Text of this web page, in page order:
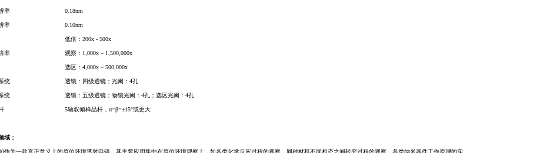
率 0.18nm
率 0.10nm
率
低倍：200x - 500x
观察：1,000x – 1,500,000x
选区：4,000x – 500,000x
统 透镜：四级透镜；光阑：4孔
统 透镜：五级透镜；物镜光阑：4孔；选区光阑：4孔
5轴双倾样品杆，α=β=±15°或更大
域：
作为一款真正意义上的原位环境透射电镜，其主要应用集中在原位环境观察上，如各类化学反应过程的观察，同种材料不同相态之间转变过程的观察，各类纳米器件工作原理的实